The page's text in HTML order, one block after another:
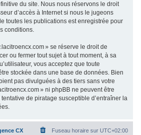
du site. Nous nous réservons le droit
d’accès à Internet si nous le jugeons
toutes les publications est enregistrée pour
conditions.
» se réserve le droit de
ou fermer tout sujet à tout moment, à sa
vous acceptez que toute
stockée dans une base de données. Bien
pas divulguées à des tiers sans votre
» ni phpBB ne peuvent être
de piratage susceptible d’entraîner la
CX Fuseau horaire sur UTC+02:00